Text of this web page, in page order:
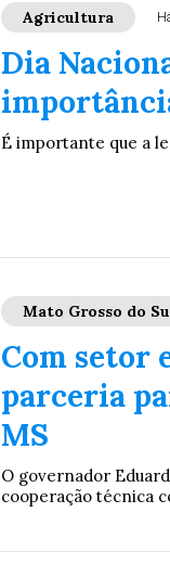
Agricultura
Dia
É importante que a
Mato Grosso do
Com setor
parceria
MS
O governador
cooperação técnica